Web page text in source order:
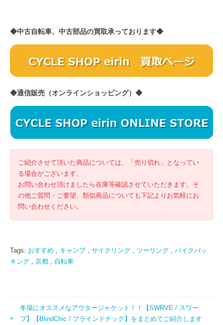
◆中古自転車、中古部品の買取承っております◆
◆通信販売（オンラインショッピング）◆
ご紹介させて頂いた商品については、「売り切れ」となってい
る場合がございます。
お問い合わせ頂けましたら在庫等確認させていただきます。そ
の他ご質問・ご要望、類似商品についても下記よりお気軽にお
問い合わせください。
Tags: おすすめ キャンプ, サイクリング ツーリング
バイクパッ
キング
京都 自転車
冬場にオススメなアウタージャケット！！【SWRVE / スワー
ブ】【BlindChic / ブラインドチック】をまとめてご紹介します